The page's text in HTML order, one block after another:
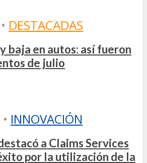
• DESTACADAS
baja en autos: así fueron
de julio
• INNOVACIÓN
a Claims Services
por la utilización de la